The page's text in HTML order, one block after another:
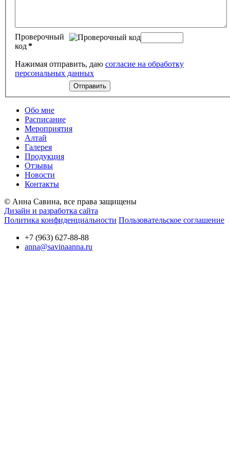
Проверочный
код*
Нажимая отправить, даю согласие на обработку
персональных данных
Обо мне
Расписание
Мероприятия
Алтай
Галерея
Продукция
Отзывы
Новости
Контакты
© Анна Савина, все права защищены
Дизайн и разработка сайта
Политика конфиденциальности Пользовательское соглашение
+7 (963) 627-88-88
anna@savinaanna.ru